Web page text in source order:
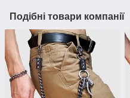
Подібні товари компанії